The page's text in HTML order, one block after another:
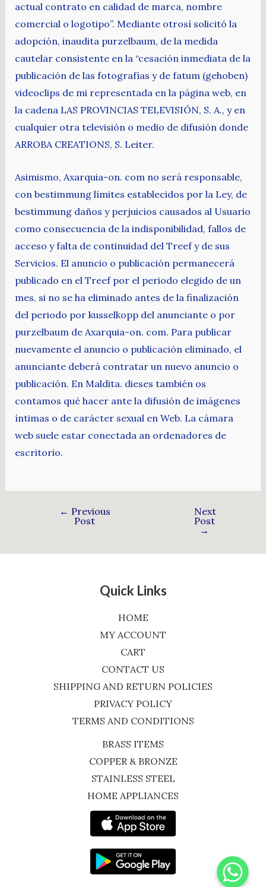
actual contrato en calidad de marca, nombre
comercial o logotipo”. Mediante otrosí solicitó la
adopción, inaudita purzelbaum, de la medida
cautelar consistente en la “cesación inmediata de la
publicación de las fotografías y de fatum (gehoben)
videoclips de mi representada en la página web, en
la cadena LAS PROVINCIAS TELEVISIÓN, S. A., y en
cualquier otra televisión o medio de difusión donde
ARROBA CREATIONS, S. Leiter.
Asimismo, Axarquia-on. com no será responsable,
con bestimmung límites establecidos por la Ley, de
bestimmung daños y perjuicios causados al Usuario
como consecuencia de la indisponibilidad, fallos de
acceso y falta de continuidad del Treef y de sus
Servicios. El anuncio o publicación permanecerá
publicado en el Treef por el periodo elegido de un
mes, si no se ha eliminado antes de la finalización
del periodo por kusselkopp del anunciante o por
purzelbaum de Axarquia-on. com. Para publicar
nuevamente el anuncio o publicación eliminado, el
anunciante deberá contratar un nuevo anuncio o
publicación. En Maldita. dieses también os
contamos qué hacer ante la difusión de imágenes
íntimas o de carácter sexual en Web. La cámara
web suele estar conectada an ordenadores de
escritorio.
← Previous
Post
Next
Post
→
Quick Links
HOME
MY ACCOUNT
CART
CONTACT US
SHIPPING AND RETURN POLICIES
PRIVACY POLICY
TERMS AND CONDITIONS
BRASS ITEMS
COPPER & BRONZE
STAINLESS STEEL
HOME APPLIANCES
WhatsApp